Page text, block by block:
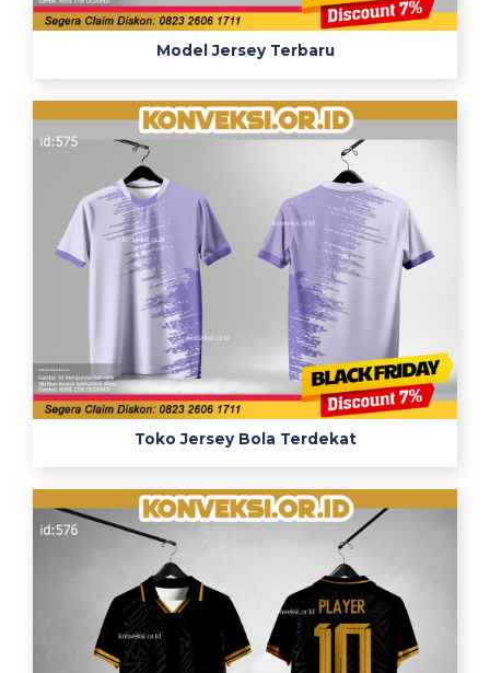
Model Jersey Terbaru
Toko Jersey Bola Terdekat